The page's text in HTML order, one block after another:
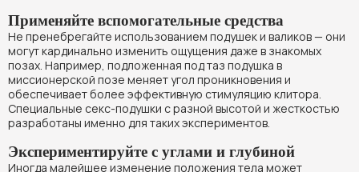
Применяйте вспомогательные средства
Не пренебрегайте использованием подушек и валиков — они
могут кардинально изменить ощущения даже в знакомых
позах. Например, подложенная под таз подушка в
миссионерской позе меняет угол проникновения и
обеспечивает более эффективную стимуляцию клитора.
Специальные секс-подушки с разной высотой и жесткостью
разработаны именно для таких экспериментов.
Экспериментируйте с углами и глубиной
Иногда малейшее изменение положения тела может